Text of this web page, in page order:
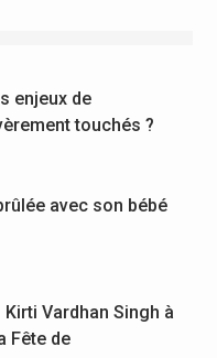
enjeux de
touchés ?
avec son bébé
Vardhan Singh à
Fête de